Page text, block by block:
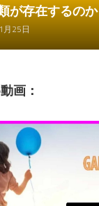
が存在するのか
月25日
画：